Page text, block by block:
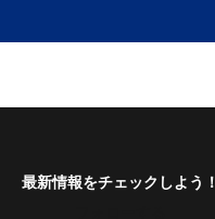
最新情報をチェックしよう！